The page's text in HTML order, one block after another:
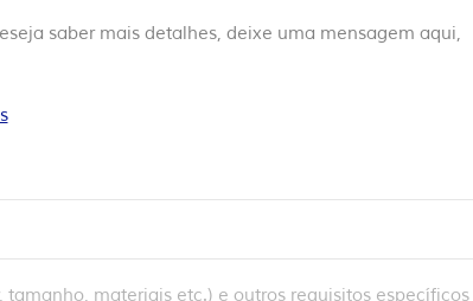
saber mais detalhes, deixe uma mensagem aqui,